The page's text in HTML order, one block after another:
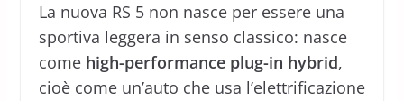
La nuova RS 5 non nasce per essere una
sportiva leggera in senso classico: nasce
come high-performance plug-in hybrid,
cioè come un’auto che usa l’elettrificazione